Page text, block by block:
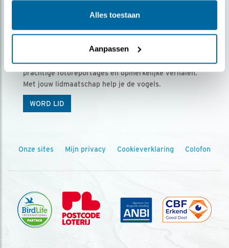
Alles toestaan
Aanpassen
Ontvang 5 x Vogels voor € 36,00 per jaar
Vogels is het tijdschrift voor onze leden, met
prachtige fotoreportages en opmerkelijke verhalen.
Met jouw lidmaatschap help je de vogels.
WORD LID
Onze sites Mijn privacy Cookieverklaring Colofon